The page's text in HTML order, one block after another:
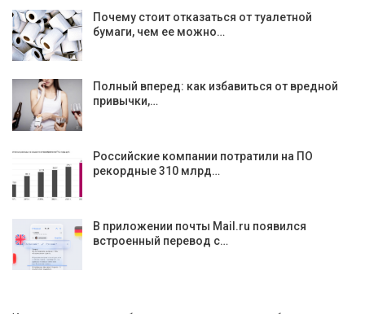
Почему стоит отказаться от туалетной
бумаги, чем ее можно…
Полный вперед: как избавиться от вредной
привычки,…
Российские компании потратили на ПО
рекордные 310 млрд…
В приложении почты Mail.ru появился
встроенный перевод с…